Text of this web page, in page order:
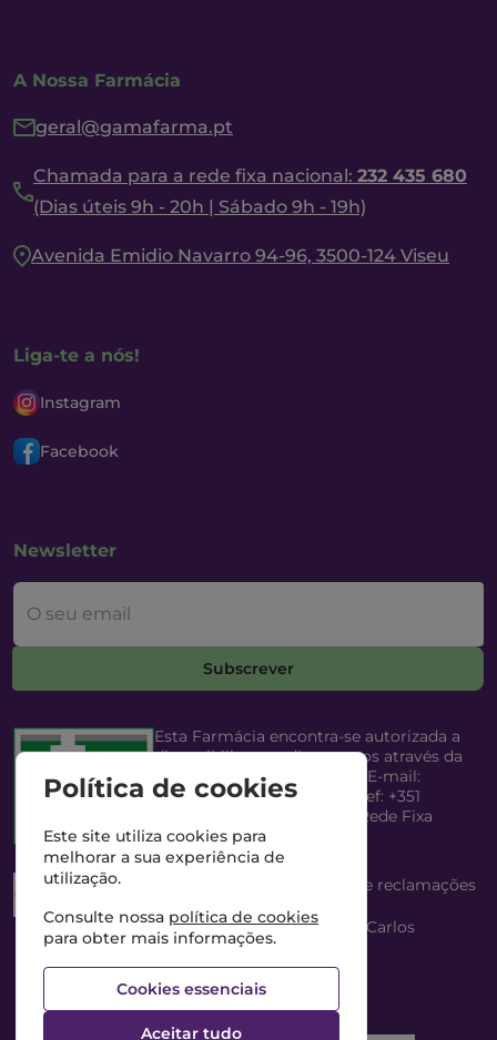
A Nossa Farmácia
geral@gamafarma.pt
Chamada para a rede fixa nacional: 232 435 680
(Dias úteis 9h - 20h | Sábado 9h - 19h)
Avenida Emidio Navarro 94-96, 3500-124 Viseu
Liga-te a nós!
Instagram
Facebook
Newsletter
O seu email
Subscrever
Esta Farmácia encontra-se autorizada a
disponibilizar medicamentos através da
Internet, pelo Infarmed, I.P. E-mail:
infarmed@infarmed.pt
| Telef: +351
217987100 (Chamada para Rede Fixa
Nacional)
Esta Farmácia dispõe de livro de reclamações
Director Técnico e Proprietário: António Carlos
Saraiva Cabral Costa
NIPC: 507218906 | Farmácia Gama, Lda.
Política de cookies
Este site utiliza cookies para
melhorar a sua experiência de
utilização.
Consulte nossa política de cookies
para obter mais informações.
Cookies essenciais
Aceitar tudo